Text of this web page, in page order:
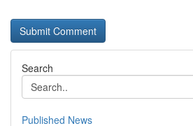
Search
Published News